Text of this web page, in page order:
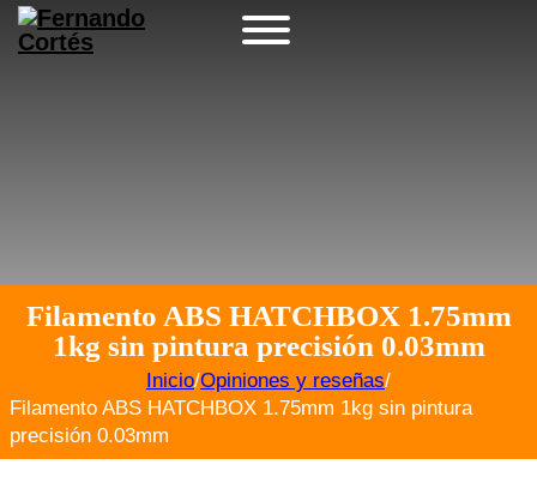
Filamento ABS HATCHBOX 1.75mm
1kg sin pintura precisión 0.03mm
Inicio/Opiniones y reseñas/
Filamento ABS HATCHBOX 1.75mm 1kg sin pintura
precisión 0.03mm